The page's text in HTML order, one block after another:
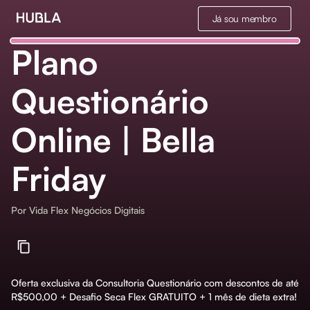
Já sou membro
Plano
Questionário
Online | Bella
Friday
Por Vida Flex Negócios Digitais
Oferta exclusiva da Consultoria Questionário com descontos de até
R$500,00 + Desafio Seca Flex GRATUITO + 1 mês de dieta extra!